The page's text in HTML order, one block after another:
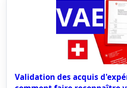
Validation des acquis